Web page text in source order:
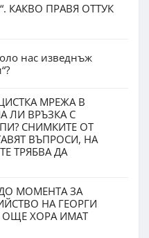
КАКВО ПРАВЯ ОТТУК
нас изведнъж
МРЕЖА В
ЛИ ВРЪЗКА С
СНИМКИТЕ ОТ
ВЪПРОСИ, НА
ТРЯБВА ДА
МОМЕНТА ЗА
НА ГЕОРГИ
ОЩЕ ХОРА ИМАТ